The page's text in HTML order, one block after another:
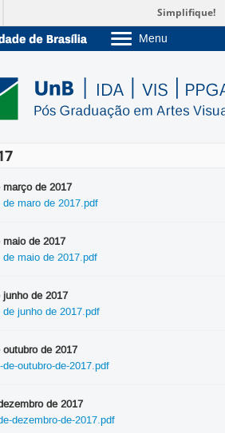
Simplifique!
Menu
Unidades acadêmicas
Estude na UnB
Graduação
março de 2017
maro de 2017.pdf
maio de 2017
maio de 2017.pdf
de 2017
junho de 2017.pdf
de 2017
de-outubro-de-2017.pdf
de 2017
dezembro-de-2017.pdf